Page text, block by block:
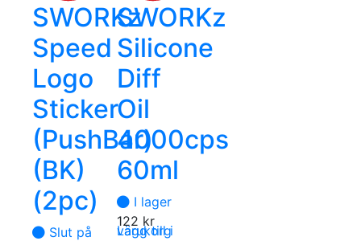
SWORKz
Speed
Logo
Sticker
(PushBar)
(BK)
(2pc)
Slut på
SWORKz
Silicone
Diff
Oil
4000cps
60ml
I lager
122 kr
Lägg till i varukorg